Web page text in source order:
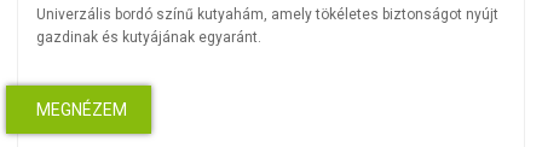
Univerzális bordó színű kutyahám, amely tökéletes biztonságot nyújt
gazdinak és kutyájának egyaránt.
MEGNÉZEM